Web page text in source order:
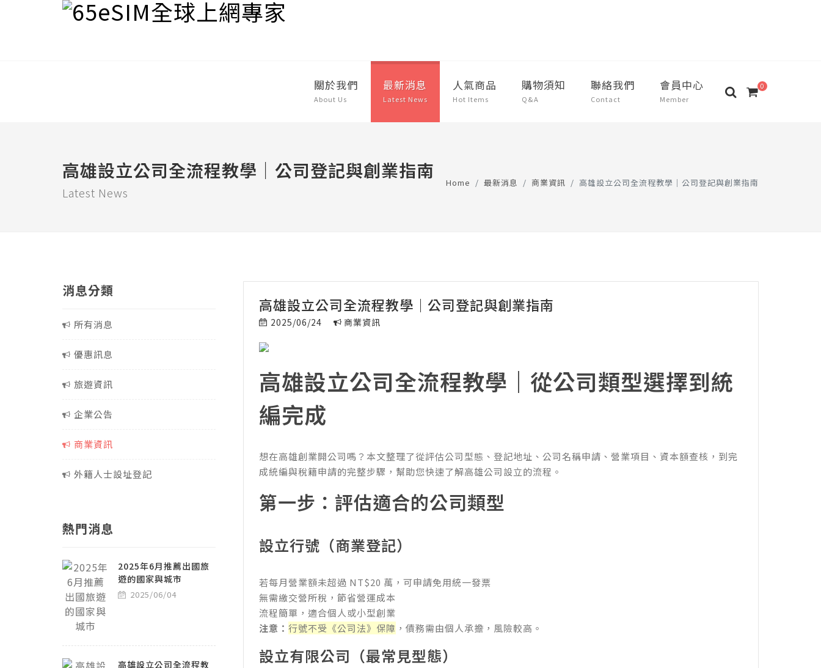
關於我們
About Us
最新消息
Latest News
人氣商品
Hot Items
購物須知
Q&A
聯絡我們
Contact
會員中心
Member
0
高雄設立公司全流程教學｜公司登記與創業指南
Latest News
Home 最新消息 商業資訊 高雄設立公司全流程教學｜公司登記與創業指南
高雄設立公司全流程教學｜公司登記與創業指南
2025/06/24 商業資訊
高雄設立公司全流程教學｜從公司類型選擇到統
編完成
想在高雄創業開公司嗎？本文整理了從評估公司型態、登記地址、公司名稱申請、營業項目、資本額查核，到完
成統編與稅籍申請的完整步驟，幫助您快速了解高雄公司設立的流程。
第一步：評估適合的公司類型
設立行號（商業登記）
若每月營業額未超過 NT$20 萬，可申請免用統一發票
無需繳交營所稅，節省營運成本
流程簡單，適合個人或小型創業
注意：行號不受《公司法》保障 ，債務需由個人承擔，風險較高。
設立有限公司（最常見型態）
消息分類
所有消息
優惠訊息
旅遊資訊
企業公告
商業資訊
外籍人士設址登記
熱門消息
2025年6月推薦出國旅
遊的國家與城市
2025/06/04
高雄設立公司全流程教